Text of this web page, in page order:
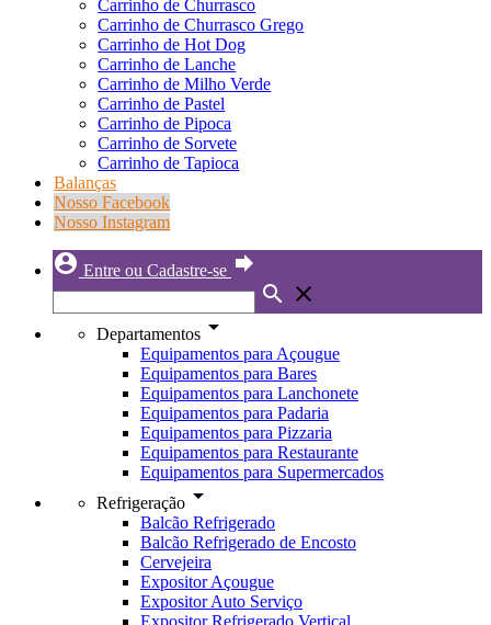
Carrinho de Churrasco
Carrinho de Churrasco Grego
Carrinho de Hot Dog
Carrinho de Lanche
Carrinho de Milho Verde
Carrinho de Pastel
Carrinho de Pipoca
Carrinho de Sorvete
Carrinho de Tapioca
Balanças
Nosso Facebook
Nosso Instagram
account_circle Entre ou Cadastre-se forward
search close
Departamentos arrow_drop_down
Equipamentos para Açougue
Equipamentos para Bares
Equipamentos para Lanchonete
Equipamentos para Padaria
Equipamentos para Pizzaria
Equipamentos para Restaurante
Equipamentos para Supermercados
Refrigeração arrow_drop_down
Balcão Refrigerado
Balcão Refrigerado de Encosto
Cervejeira
Expositor Açougue
Expositor Auto Serviço
Expositor Refrigerado Vertical